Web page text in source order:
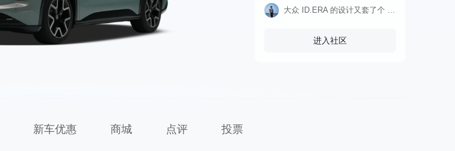
大众 ID.ERA 的设计又套了个 5X 出来，好在这套设计放 SUV 上确实好看尺寸上，长宽高分别为 4560*1896*1630mm，轴距为 2815目前仅
进入社区
新车优惠 商城 点评 投票